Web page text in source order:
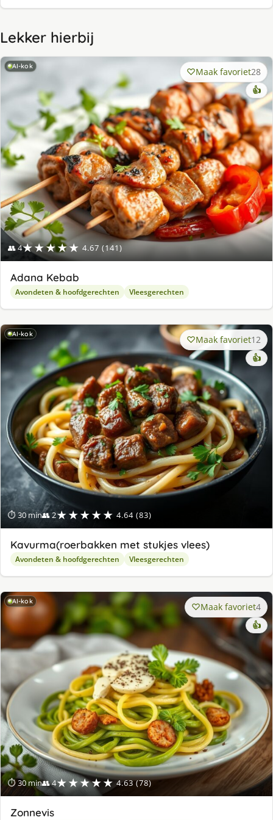
Lekker hierbij
AI-kok
👥 4★★★★★ 4.67 (141)
Maak favoriet28
👍
Adana Kebab
Avondeten & hoofdgerechten Vleesgerechten
AI-kok
⏱ 30 min👥 2★★★★★ 4.64 (83)
Maak favoriet12
👍
Kavurma(roerbakken met stukjes vlees)
Avondeten & hoofdgerechten Vleesgerechten
AI-kok
⏱ 30 min👥 4★★★★★ 4.63 (78)
Maak favoriet4
👍
Zonnevis